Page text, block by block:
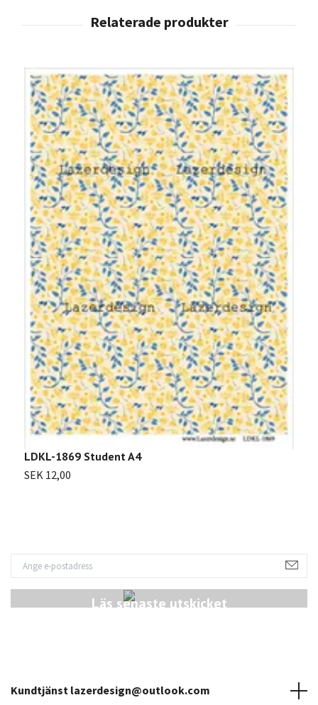
Läs senaste utskicket
LDKL-1869 Student A4
SEK 12,00
Kundtjänst lazerdesign@outlook.com